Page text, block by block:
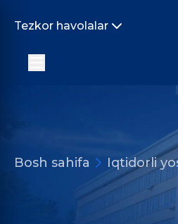
Tezkor havolalar
Bosh sahifa Iqtidorli